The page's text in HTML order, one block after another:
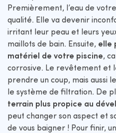
Premièrement, l’eau de
qualité. Elle va devenir
irritant leur peau et leurs
maillots de bain. Ensuite, elle
matériel de votre piscine,
corrosive. Le revêtement et
prendre un coup, mais aussi
le système de filtration. De
terrain plus propice au
peut changer son aspect et
de vous baigner ! Pour finir,